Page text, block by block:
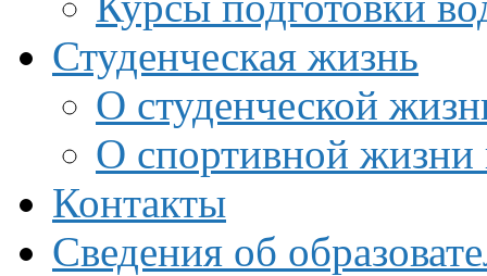
Студенческая жизнь
О студенческой
О спортивной жизни
Контакты
Сведения об